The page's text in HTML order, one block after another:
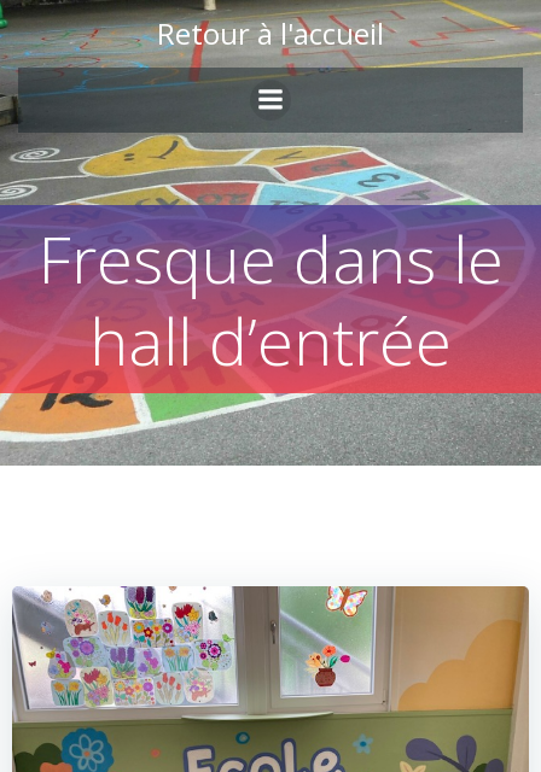
Skip
to
content
Retour à l'accueil
Fresque dans le
hall d’entrée